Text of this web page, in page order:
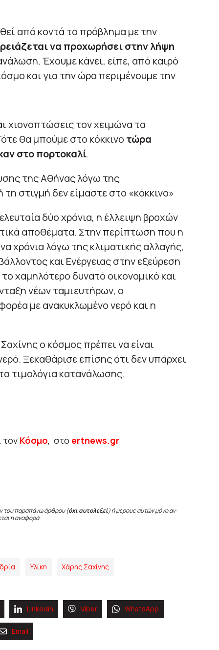
από κοντά το πρόβλημα με την
να προχωρήσει στην λήψη
Έχουμε κάνει, είπε, από καιρό
και για την ώρα περιμένουμε την
χιονοπτώσεις τον χειμώνα τα
θα μπούμε στο κόκκινο τώρα
στο πορτοκαλί.
δύο χρόνια, η έλλειψη βροχών
αποθέματα. Στην περίπτωση που η
χρόνια λόγω της κλιματικής αλλαγής,
και Ενέργειας στην εξεύρεση
χαμηλότερο δυνατό οικονομικό και
νέων ταμιευτήρων, ο
με ανακυκλωμένο νερό και η
ο κόσμος πρέπει να είναι
Ξεκαθάρισε επίσης ότι δεν υπάρχει
τιμολόγια κατανάλωσης.
τον Κόσμο, στο ertnews.gr
του παραπάνω άρθρου (όχι αυτολεξεί) ή μέρους αυτών μόνο αν:
η αναφορά.
Υλίκη Χάρης Σαχίνης
Linkedin Viber WhatsApp
Email